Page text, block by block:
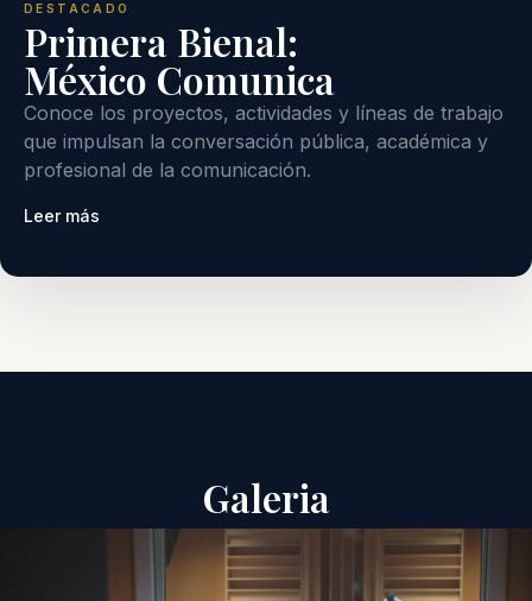
DESTACADO
Primera Bienal:
México Comunica
Conoce los proyectos, actividades y líneas de trabajo
que impulsan la conversación pública, académica y
profesional de la comunicación.
Leer más
Galeria